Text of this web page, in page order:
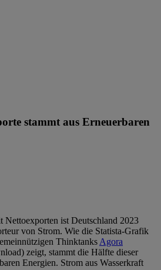
stammt aus Erneuerbaren
Nettoexporten ist Deutschland 2023
von Strom. Wie die Statista-Grafik
ThinktanksAgora
zeigt, stammt die Hälfte dieser
Energien. Strom aus Wasserkraft